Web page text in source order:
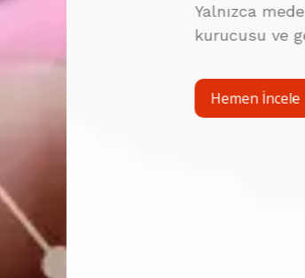
Yalnızca medeniyete
kurucusu ve
Hemen İncele